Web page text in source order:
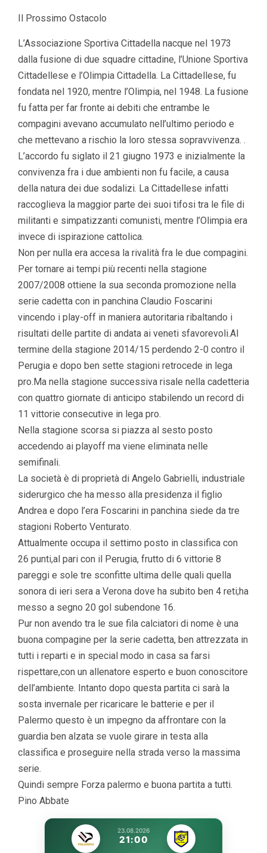
Il Prossimo Ostacolo
L’Associazione Sportiva Cittadella nacque nel 1973
dalla fusione di due squadre cittadine, l’Unione Sportiva
Cittadellese e l’Olimpia Cittadella. La Cittadellese, fu
fondata nel 1920, mentre l’Olimpia, nel 1948. La fusione
fu fatta per far fronte ai debiti che entrambe le
compagini avevano accumulato nell’ultimo periodo e
che mettevano a rischio la loro stessa sopravvivenza. .
L’accordo fu siglato il 21 giugno 1973 e inizialmente la
convivenza fra i due ambienti non fu facile, a causa
della natura dei due sodalizi. La Cittadellese infatti
raccoglieva la maggior parte dei suoi tifosi tra le file di
militanti e simpatizzanti comunisti, mentre l’Olimpia era
invece di ispirazione cattolica.
Non per nulla era accesa la rivalità fra le due compagini.
Per tornare ai tempi più recenti nella stagione
2007/2008 ottiene la sua seconda promozione nella
serie cadetta con in panchina Claudio Foscarini
vincendo i play-off in maniera autoritaria ribaltando i
risultati delle partite di andata ai veneti sfavorevoli.Al
termine della stagione 2014/15 perdendo 2-0 contro il
Perugia e dopo ben sette stagioni retrocede in lega
pro.Ma nella stagione successiva risale nella cadetteria
con quattro giornate di anticipo stabilendo un record di
11 vittorie consecutive in lega pro.
Nella stagione scorsa si piazza al sesto posto
accedendo ai playoff ma viene eliminata nelle
semifinali.
La società è di proprietà di Angelo Gabrielli, industriale
siderurgico che ha messo alla presidenza il figlio
Andrea e dopo l’era Foscarini in panchina siede da tre
stagioni Roberto Venturato.
Attualmente occupa il settimo posto in classifica con
26 punti,al pari con il Perugia, frutto di 6 vittorie 8
pareggi e sole tre sconfitte ultima delle quali quella
sonora di ieri sera a Verona dove ha subito ben 4 reti;ha
messo a segno 20 gol subendone 16.
Pur non avendo tra le sue fila calciatori di nome è una
buona compagine per la serie cadetta, ben attrezzata in
tutti i reparti e in special modo in casa sa farsi
rispettare,con un allenatore esperto e buon conoscitore
dell’ambiente. Intanto dopo questa partita ci sarà la
sosta invernale per ricaricare le batterie e per il
Palermo questo è un impegno da affrontare con la
guardia ben alzata se vuole girare in testa alla
classifica e proseguire nella strada verso la massima
serie.
Quindi sempre Forza palermo e buona partita a tutti.
Pino Abbate
23.08.2026
21:00